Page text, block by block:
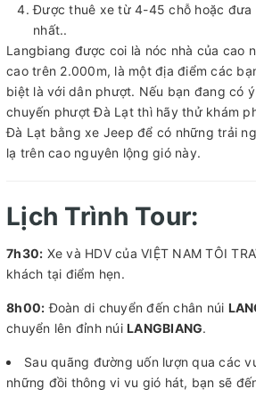
Được thuê xe từ 4-45 chỗ hoặc đưa
nhất..
Langbiang được coi là nóc nhà của cao
cao trên 2.000m, là một địa điểm các
biệt là với dân phượt. Nếu bạn đang có
chuyến phượt Đà Lạt thì hãy thử khám
Đà Lạt bằng xe Jeep để có những trải
lạ trên cao nguyên lộng gió này.
Lịch Trình Tour:
7h30: Xe và HDV của VIỆT NAM TÔI
khách tại điểm hẹn.
8h00: Đoàn di chuyển đến chân núi
chuyển lên đỉnh núi LANGBIANG.
Sau quãng đường uốn lượn qua các
những đồi thông vi vu gió hát, bạn sẽ